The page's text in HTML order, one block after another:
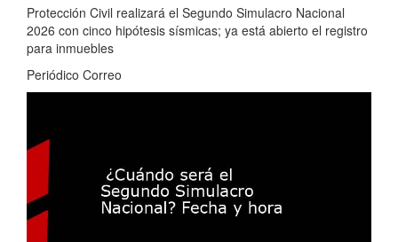
Protección Civil realizará el Segundo Simulacro Nacional
2026 con cinco hipótesis sísmicas; ya está abierto el registro
para inmuebles
Periódico Correo